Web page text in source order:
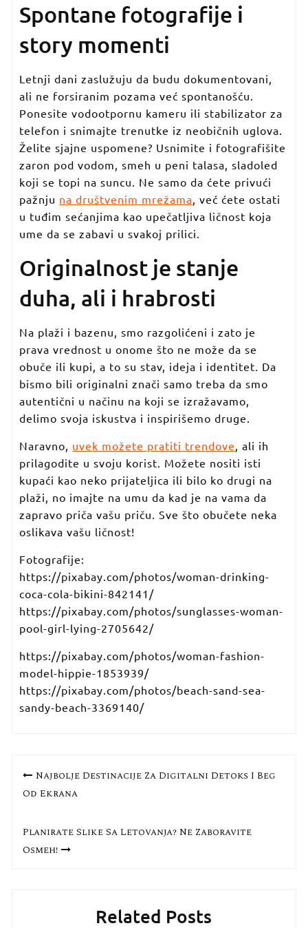
Spontane fotografije i
story momenti
Letnji dani zaslužuju da budu dokumentovani,
ali ne forsiranim pozama već spontanošću.
Ponesite vodootpornu kameru ili stabilizator za
telefon i snimajte trenutke iz neobičnih uglova.
Želite sjajne uspomene? Usnimite i fotografišite
zaron pod vodom, smeh u peni talasa, sladoled
koji se topi na suncu. Ne samo da ćete privući
pažnju na društvenim mrežama, već ćete ostati
u tuđim sećanjima kao upečatljiva ličnost koja
ume da se zabavi u svakoj prilici.
Originalnost je stanje
duha, ali i hrabrosti
Na plaži i bazenu, smo razgolićeni i zato je
prava vrednost u onome što ne može da se
obuče ili kupi, a to su stav, ideja i identitet. Da
bismo bili originalni znači samo treba da smo
autentični u načinu na koji se izražavamo,
delimo svoja iskustva i inspirišemo druge.
Naravno, uvek možete pratiti trendove, ali ih
prilagodite u svoju korist. Možete nositi isti
kupaći kao neko prijateljica ili bilo ko drugi na
plaži, no imajte na umu da kad je na vama da
zapravo priča vašu priču. Sve što obučete neka
oslikava vašu ličnost!
Fotografije:
https://pixabay.com/photos/woman-drinking-
coca-cola-bikini-842141/
https://pixabay.com/photos/sunglasses-woman-
pool-girl-lying-2705642/
https://pixabay.com/photos/woman-fashion-
model-hippie-1853939/
https://pixabay.com/photos/beach-sand-sea-
sandy-beach-3369140/
Кретање
чланка
Najbolje Destinacije Za Digitalni Detoks I Beg
Od Ekrana
Planirate Slike Sa Letovanja? Ne Zaboravite
Osmeh!
Related Posts